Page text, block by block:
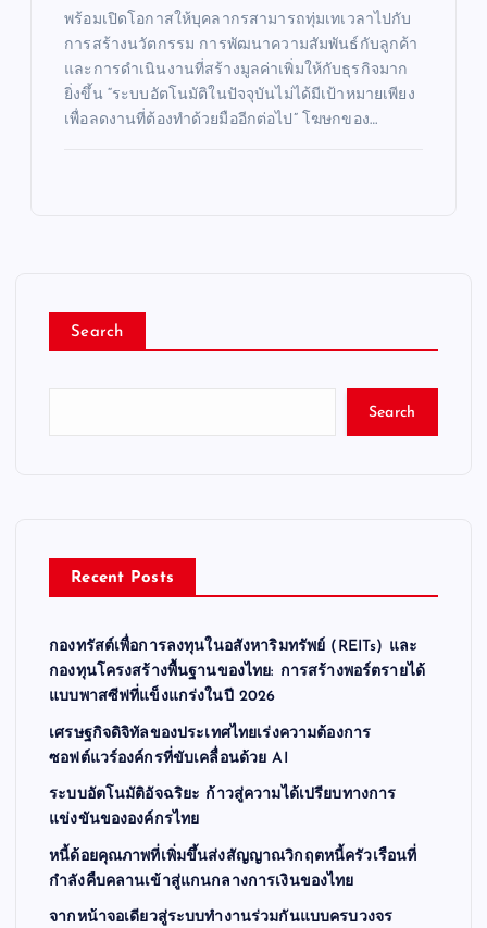
พร้อมเปิดโอกาสให้บุคลากรสามารถทุ่มเทเวลาไปกับ
การสร้างนวัตกรรม การพัฒนาความสัมพันธ์กับลูกค้า
และการดำเนินงานที่สร้างมูลค่าเพิ่มให้กับธุรกิจมาก
ยิ่งขึ้น “ระบบอัตโนมัติในปัจจุบันไม่ได้มีเป้าหมายเพียง
เพื่อลดงานที่ต้องทำด้วยมืออีกต่อไป” โฆษกของ…
Search
Search
Recent Posts
กองทรัสต์เพื่อการลงทุนในอสังหาริมทรัพย์ (REITs) และ
กองทุนโครงสร้างพื้นฐานของไทย: การสร้างพอร์ตรายได้
แบบพาสซีฟที่แข็งแกร่งในปี 2026
เศรษฐกิจดิจิทัลของประเทศไทยเร่งความต้องการ
ซอฟต์แวร์องค์กรที่ขับเคลื่อนด้วย AI
ระบบอัตโนมัติอัจฉริยะ ก้าวสู่ความได้เปรียบทางการ
แข่งขันขององค์กรไทย
หนี้ด้อยคุณภาพที่เพิ่มขึ้นส่งสัญญาณวิกฤตหนี้ครัวเรือนที่
กำลังคืบคลานเข้าสู่แกนกลางการเงินของไทย
จากหน้าจอเดียวสู่ระบบทำงานร่วมกันแบบครบวงจร